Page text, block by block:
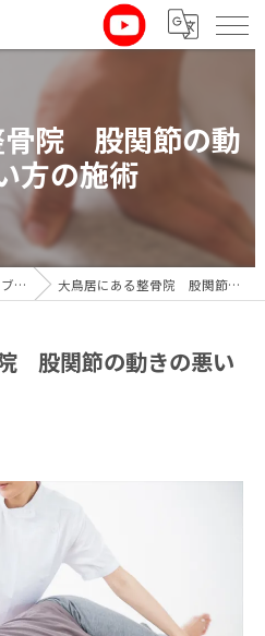
骨院 股関節の動
方の施術
ブログ 大鳥居にある整骨院 股関節の動きの悪い方の施術
股関節の動きの悪い